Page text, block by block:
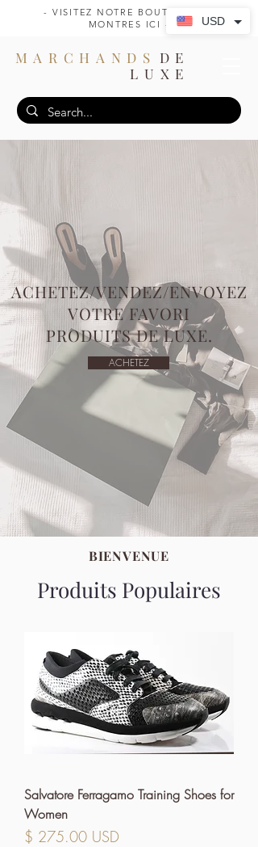
- VISITEZ NOTRE BOUTIQUE DE
MONTRES ICI -
MARCHANDS DE
LUXE
ACHETEZ/VENDEZ/ENVOYEZ
VOTRE FAVORI
PRODUITS DE LUXE.
ACHETEZ
BIENVENUE
Salvatore Ferragamo Training Shoes for
Women
Prix
$ 275.00 USD
Produits Populaires
USD